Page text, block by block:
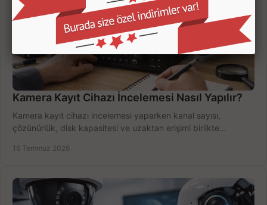
Kamera Kayıt Cihazı İncelemesi Nasıl Yapılır?
Kamera kayıt cihazı incelemesi yaparken kanal sayısı,
çözünürlük, disk kapasitesi ve uzaktan erişimi birlikte
16 Temmuz 2026